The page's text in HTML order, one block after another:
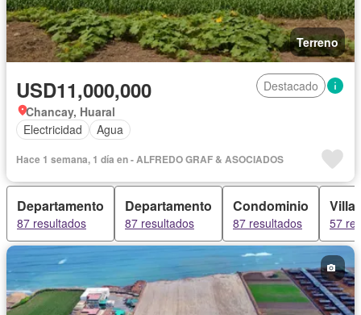
Terreno
USD11,000,000
Destacado
Chancay, Huaral
Electricidad
Agua
Hace 1 semana, 1 día en - ALFREDO GRAF & ASOCIADOS
Departamento
87 resultados
Departamento
87 resultados
Condominio
87 resultados
Villa
57